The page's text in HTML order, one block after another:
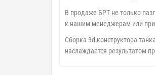
В продаже БРТ не только
к нашим менеджерам или при
Сборка 3d-конструктора
наслаждается результатом